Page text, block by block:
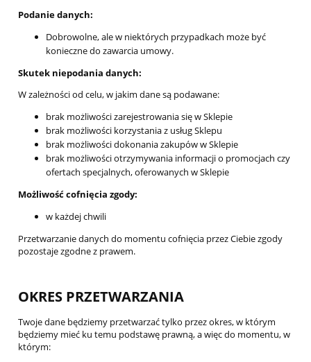
Podanie danych:
Dobrowolne, ale w niektórych przypadkach może być
konieczne do zawarcia umowy.
Skutek niepodania danych:
W zależności od celu, w jakim dane są podawane:
brak możliwości zarejestrowania się w Sklepie
brak możliwości korzystania z usług Sklepu
brak możliwości dokonania zakupów w Sklepie
brak możliwości otrzymywania informacji o promocjach czy
ofertach specjalnych, oferowanych w Sklepie
Możliwość cofnięcia zgody:
w każdej chwili
Przetwarzanie danych do momentu cofnięcia przez Ciebie zgody
pozostaje zgodne z prawem.
OKRES PRZETWARZANIA
Twoje dane będziemy przetwarzać tylko przez okres, w którym
będziemy mieć ku temu podstawę prawną, a więc do momentu, w
którym: